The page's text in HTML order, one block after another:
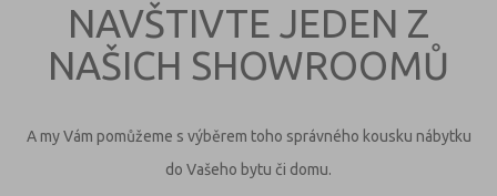
NAVŠTIVTE JEDEN Z
NAŠICH SHOWROOMŮ
A my Vám pomůžeme s výběrem toho správného kousku nábytku
do Vašeho bytu či domu.